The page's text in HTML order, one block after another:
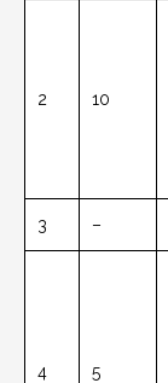
2 10
3 –
4 5